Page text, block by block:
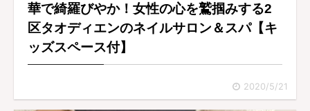
華で綺羅びやか！女性の心を鷲掴みする2
区タオディエンのネイルサロン＆スパ【キ
ッズスペース付】
2020/5/21